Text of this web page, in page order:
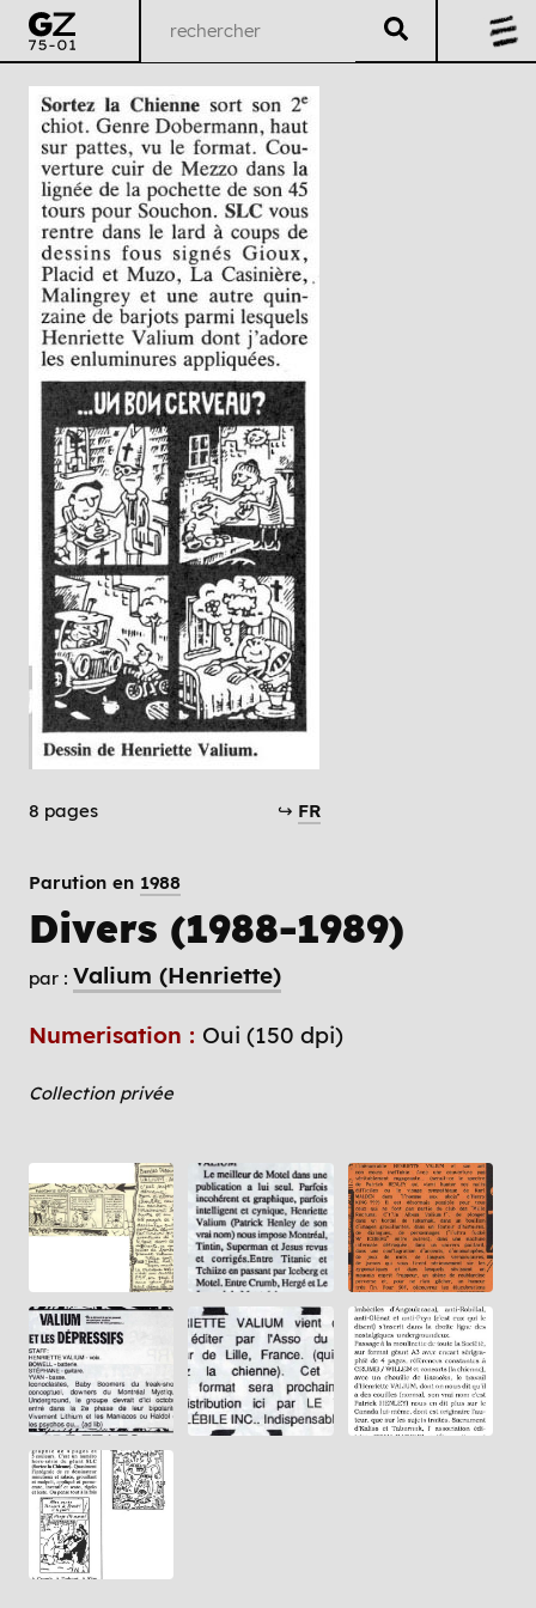
8 pages ↪ FR
Parution en 1988
Divers (1988-1989)
par : Valium (Henriette)
Numerisation : Oui (150 dpi)
Collection privée